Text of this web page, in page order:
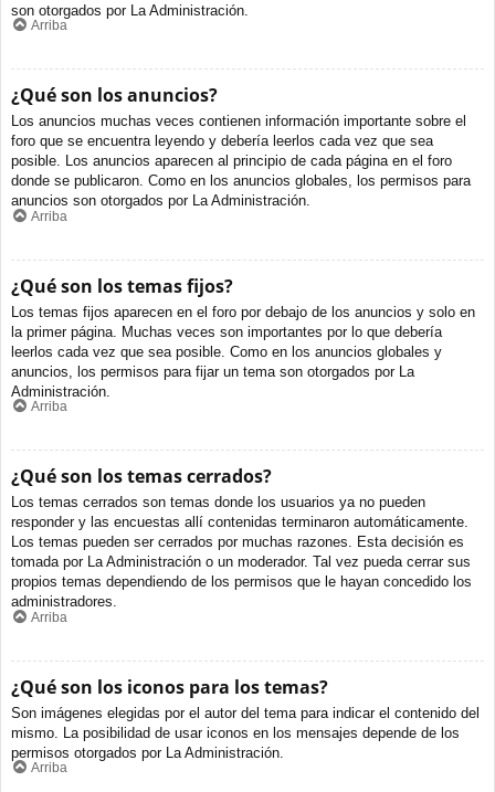
son otorgados por La Administración.
Arriba
¿Qué son los anuncios?
Los anuncios muchas veces contienen información importante sobre el
foro que se encuentra leyendo y debería leerlos cada vez que sea
posible. Los anuncios aparecen al principio de cada página en el foro
donde se publicaron. Como en los anuncios globales, los permisos para
anuncios son otorgados por La Administración.
Arriba
¿Qué son los temas fijos?
Los temas fijos aparecen en el foro por debajo de los anuncios y solo en
la primer página. Muchas veces son importantes por lo que debería
leerlos cada vez que sea posible. Como en los anuncios globales y
anuncios, los permisos para fijar un tema son otorgados por La
Administración.
Arriba
¿Qué son los temas cerrados?
Los temas cerrados son temas donde los usuarios ya no pueden
responder y las encuestas allí contenidas terminaron automáticamente.
Los temas pueden ser cerrados por muchas razones. Esta decisión es
tomada por La Administración o un moderador. Tal vez pueda cerrar sus
propios temas dependiendo de los permisos que le hayan concedido los
administradores.
Arriba
¿Qué son los iconos para los temas?
Son imágenes elegidas por el autor del tema para indicar el contenido del
mismo. La posibilidad de usar iconos en los mensajes depende de los
permisos otorgados por La Administración.
Arriba